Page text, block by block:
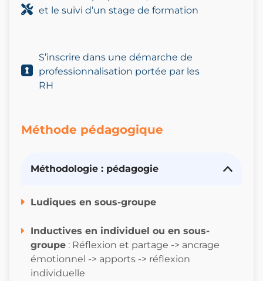
et le suivi d’un stage de formation
S’inscrire dans une démarche de
professionnalisation portée par les
RH
Méthode pédagogique
Méthodologie : pédagogie
Ludiques en sous-groupe
Inductives en individuel ou en sous-
groupe : Réflexion et partage -> ancrage
émotionnel -> apports -> réflexion
individuelle